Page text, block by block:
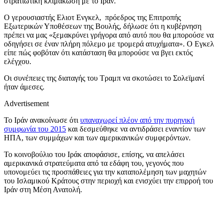
Ο γερουσιαστής Ελιοτ Ενγκελ, πρόεδρος της Επιτροπής
Εξωτερικών Υποθέσεων της Βουλής, δήλωσε ότι η κυβέρνηση
πρέπει να μας «ξεμακρύνει γρήγορα από αυτό που θα μπορούσε να
οδηγήσει σε έναν πλήρη πόλεμο με τρομερά ατυχήματα». Ο Εγκελ
είπε πώς φοβόταν ότι κατάσταση θα μπορούσε να βγει εκτός
ελέγχου.
Οι συνέπειες της διαταγής του Τραμπ να σκοτώσει το Σολεϊμανί
ήταν άμεσες.
Advertisement
Το Ιράν ανακοίνωσε ότι υπαναχωρεί πλέον από την πυρηνική
συμφωνία του 2015 και δεσμεύθηκε να αντιδράσει εναντίον των
ΗΠΑ, των συμμάχων και των αμερικανικών συμφερόντων.
Το κοινοβούλιο του Ιράκ αποφάσισε, επίσης, να απελάσει
αμερικανικά στρατεύματα από τα εδάφη του, γεγονός που
υπονομεύει τις προσπάθειες για την καταπολέμηση των μαχητών
του Ισλαμικού Κράτους στην περιοχή και ενισχύει την επιρροή του
Ιράν στη Μέση Ανατολή.